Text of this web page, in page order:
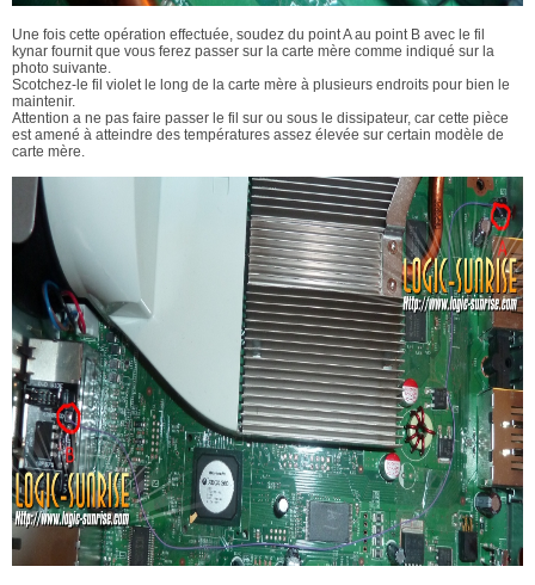
Une fois cette opération effectuée, soudez du point A au point B avec le fil
kynar fournit que vous ferez passer sur la carte mère comme indiqué sur la
photo suivante.
Scotchez-le fil violet le long de la carte mère à plusieurs endroits pour bien le
maintenir.
Attention a ne pas faire passer le fil sur ou sous le dissipateur, car cette pièce
est amené à atteindre des températures assez élevée sur certain modèle de
carte mère.